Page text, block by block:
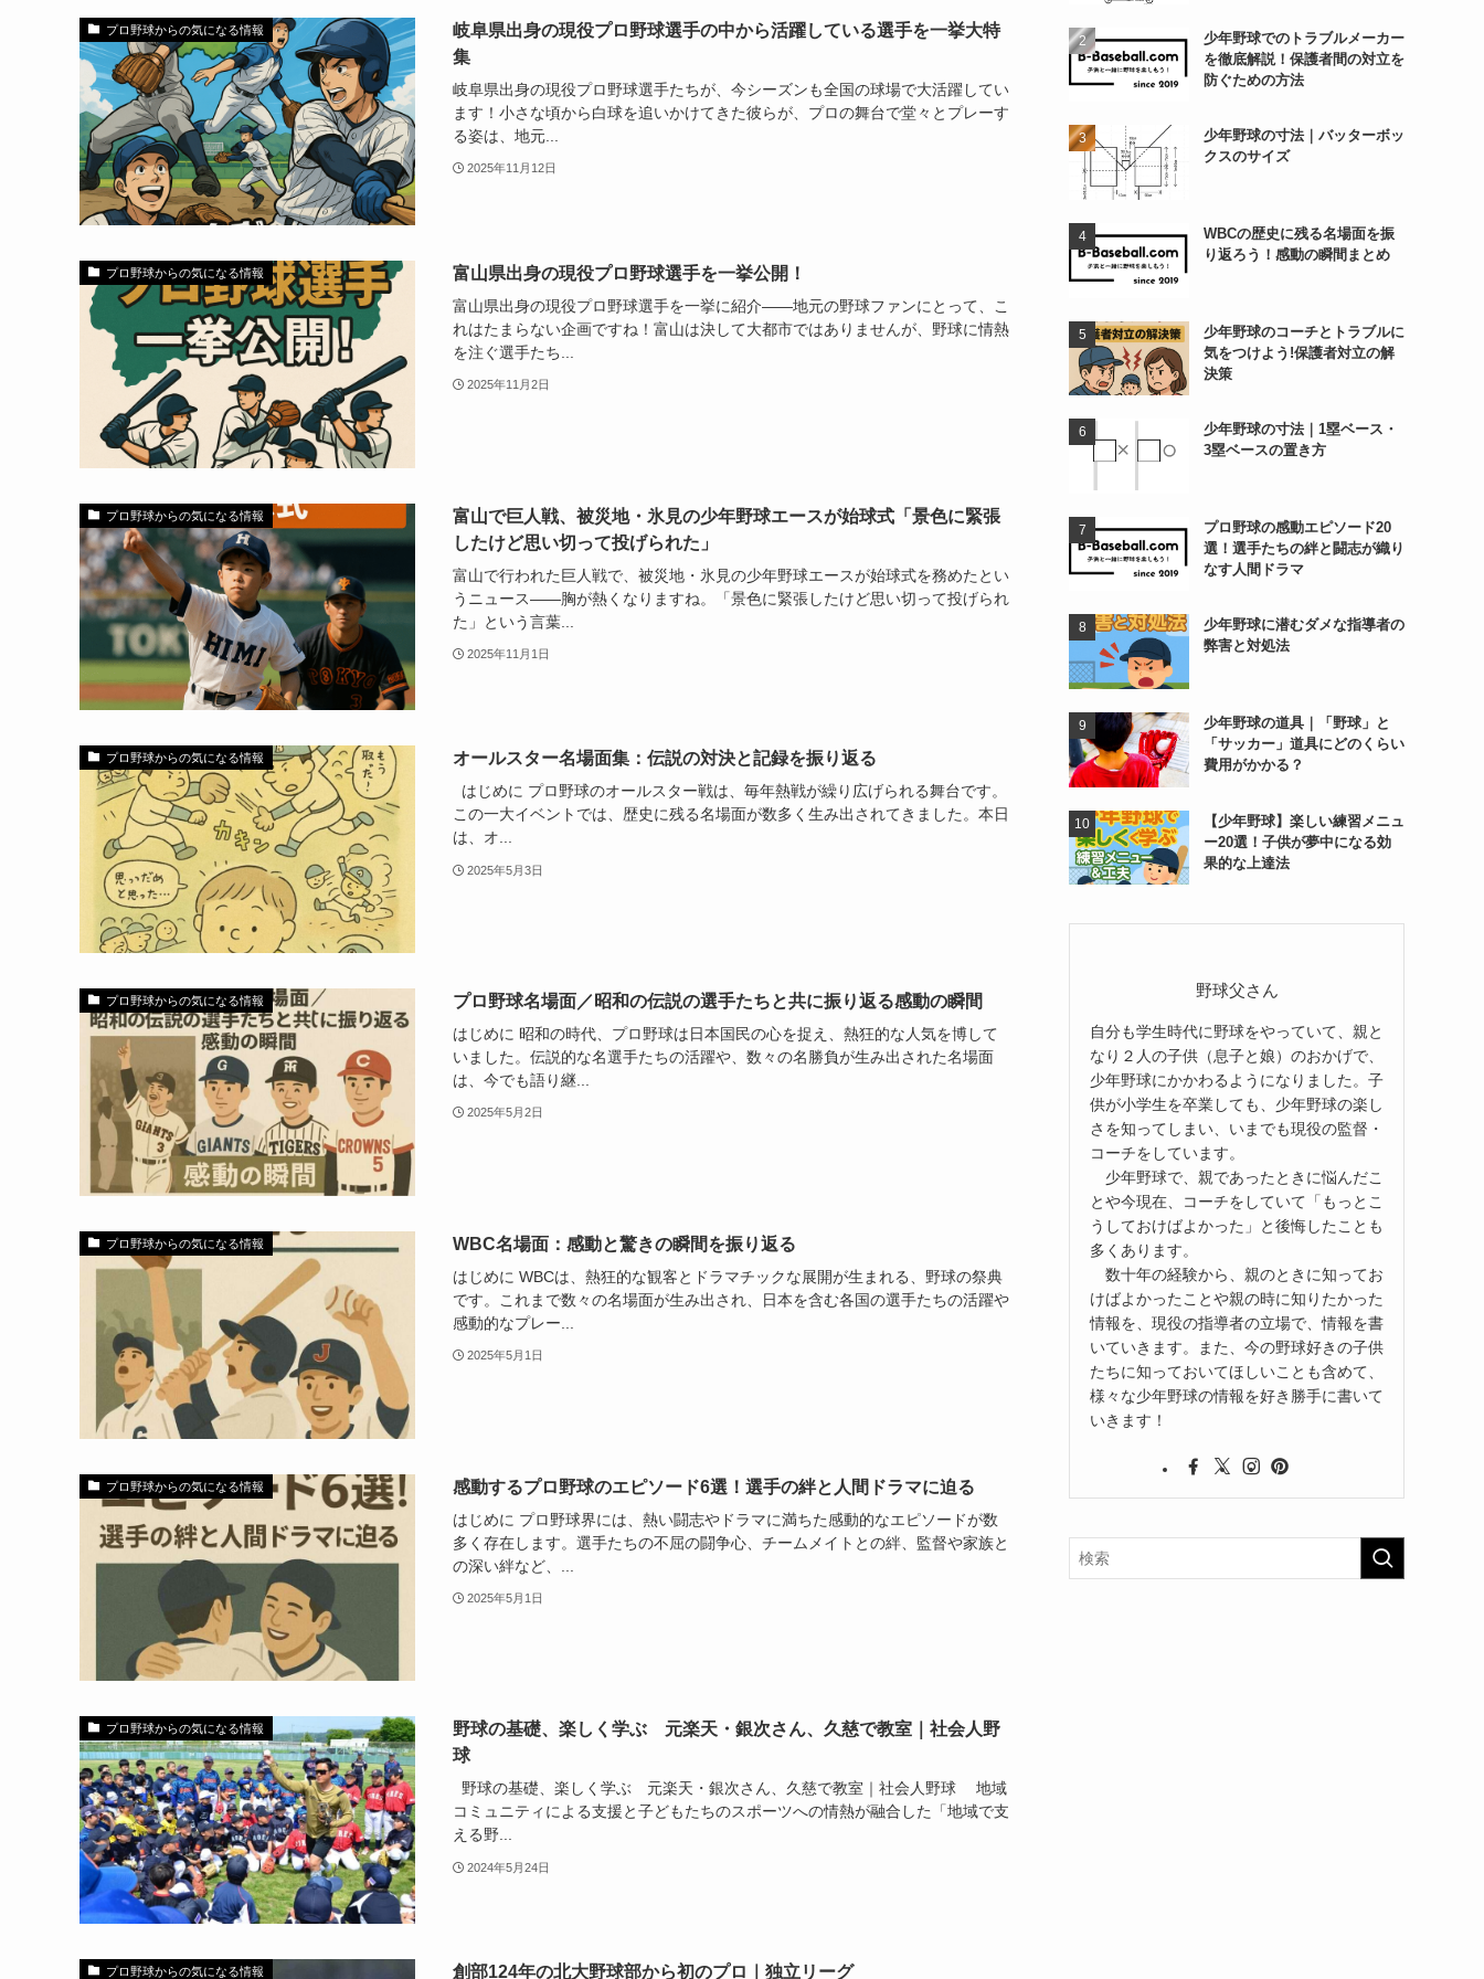
プロ野球からの気になる情報
岐阜県出身の現役プロ野球選手の中から活躍している選手を一挙大特
集
岐阜県出身の現役プロ野球選手たちが、今シーズンも全国の球場で大活躍してい
ます！小さな頃から白球を追いかけてきた彼らが、プロの舞台で堂々とプレーす
る姿は、地元...
2025年11月12日
プロ野球からの気になる情報 富山県出身の現役プロ野球選手を一挙公開！
富山県出身の現役プロ野球選手を一挙に紹介――地元の野球ファンにとって、こ
れはたまらない企画ですね！富山は決して大都市ではありませんが、野球に情熱
を注ぐ選手たち...
2025年11月2日
プロ野球からの気になる情報
富山で巨人戦、被災地・氷見の少年野球エースが始球式「景色に緊張
したけど思い切って投げられた」
富山で行われた巨人戦で、被災地・氷見の少年野球エースが始球式を務めたとい
うニュース――胸が熱くなりますね。「景色に緊張したけど思い切って投げられ
た」という言葉...
2025年11月1日
プロ野球からの気になる情報 オールスター名場面集：伝説の対決と記録を振り返る
はじめに プロ野球のオールスター戦は、毎年熱戦が繰り広げられる舞台です。
この一大イベントでは、歴史に残る名場面が数多く生み出されてきました。本日
は、オ...
2025年5月3日
プロ野球からの気になる情報 プロ野球名場面／昭和の伝説の選手たちと共に振り返る感動の瞬間
はじめに 昭和の時代、プロ野球は日本国民の心を捉え、熱狂的な人気を博して
いました。伝説的な名選手たちの活躍や、数々の名勝負が生み出された名場面
は、今でも語り継...
2025年5月2日
プロ野球からの気になる情報 WBC名場面：感動と驚きの瞬間を振り返る
はじめに WBCは、熱狂的な観客とドラマチックな展開が生まれる、野球の祭典
です。これまで数々の名場面が生み出され、日本を含む各国の選手たちの活躍や
感動的なプレー...
2025年5月1日
プロ野球からの気になる情報 感動するプロ野球のエピソード6選！選手の絆と人間ドラマに迫る
はじめに プロ野球界には、熱い闘志やドラマに満ちた感動的なエピソードが数
多く存在します。選手たちの不屈の闘争心、チームメイトとの絆、監督や家族と
の深い絆など、...
2025年5月1日
プロ野球からの気になる情報
野球の基礎、楽しく学ぶ 元楽天・銀次さん、久慈で教室｜社会人野
球
野球の基礎、楽しく学ぶ 元楽天・銀次さん、久慈で教室｜社会人野球 地域
コミュニティによる支援と子どもたちのスポーツへの情熱が融合した「地域で支
える野...
2024年5月24日
プロ野球からの気になる情報 創部124年の北大野球部から初のプロ｜独立リーグ
少年野球でのトラブルメーカー
を徹底解説！保護者間の対立を
防ぐための方法
少年野球の寸法｜バッターボッ
クスのサイズ
WBCの歴史に残る名場面を振
り返ろう！感動の瞬間まとめ
少年野球のコーチとトラブルに
気をつけよう!保護者対立の解
決策
少年野球の寸法｜1塁ベース・
3塁ベースの置き方
プロ野球の感動エピソード20
選！選手たちの絆と闘志が織り
なす人間ドラマ
少年野球に潜むダメな指導者の
弊害と対処法
少年野球の道具｜「野球」と
「サッカー」道具にどのくらい
費用がかかる？
【少年野球】楽しい練習メニュ
ー20選！子供が夢中になる効
果的な上達法
野球父さん
自分も学生時代に野球をやっていて、親と
なり２人の子供（息子と娘）のおかげで、
少年野球にかかわるようになりました。子
供が小学生を卒業しても、少年野球の楽し
さを知ってしまい、いまでも現役の監督・
コーチをしています。
少年野球で、親であったときに悩んだこ
とや今現在、コーチをしていて「もっとこ
うしておけばよかった」と後悔したことも
多くあります。
数十年の経験から、親のときに知ってお
けばよかったことや親の時に知りたかった
情報を、現役の指導者の立場で、情報を書
いていきます。また、今の野球好きの子供
たちに知っておいてほしいことも含めて、
様々な少年野球の情報を好き勝手に書いて
いきます！